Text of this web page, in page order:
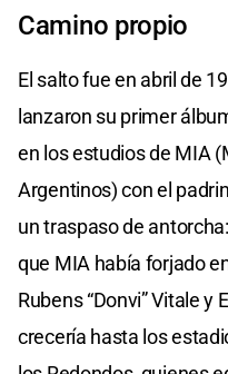
Camino propio
El salto fue en abril de
lanzaron su primer
en los estudios de MIA
Argentinos) con el
un traspaso de
que MIA había forjado
Rubens “Donvi” Vitale
crecería hasta los